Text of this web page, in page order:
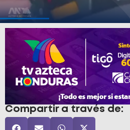
Compartir a través de: